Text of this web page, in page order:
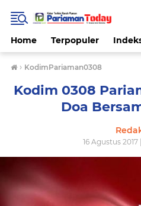
Home Terpopuler
› KodimPariaman0308
Kodim 0308
Doa
16 Agustus 2017